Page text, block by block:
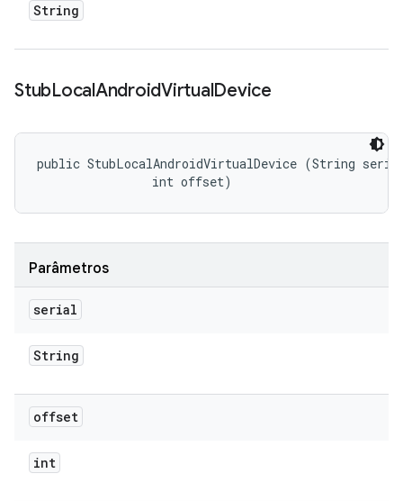
String
StubLocalAndroidVirtualDevice
public StubLocalAndroidVirtualDevice (String
                int offset)
Parâmetros
serial
String
offset
int